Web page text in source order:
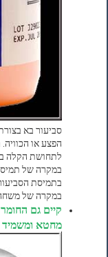
סביעור בא
הפצע או
לתחושת הקלה
במקרה של
בתמיסת
במקרה של
קיים גם
מחטא ומשמיד 99.9% של החיידקים.